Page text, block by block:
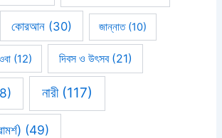
কোরআন (30) জান্নাত(10)
(12) দিবস ও উৎসব(21)
নারী(117)
(49)